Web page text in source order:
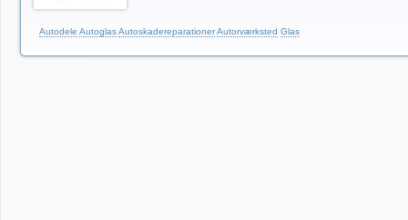
Autodele AutoglasAutoskadereparationerAutorværksted Glas